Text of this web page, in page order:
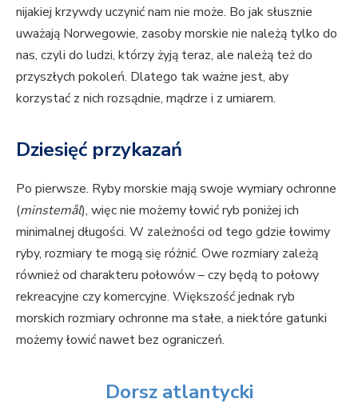
nijakiej krzywdy uczynić nam nie może. Bo jak słusznie
uważają Norwegowie, zasoby morskie nie należą tylko do
nas, czyli do ludzi, którzy żyją teraz, ale należą też do
przyszłych pokoleń. Dlatego tak ważne jest, aby
korzystać z nich rozsądnie, mądrze i z umiarem.
Dziesięć przykazań
Po pierwsze. Ryby morskie mają swoje wymiary ochronne
(minstemål), więc nie możemy łowić ryb poniżej ich
minimalnej długości. W zależności od tego gdzie łowimy
ryby, rozmiary te mogą się różnić. Owe rozmiary zależą
również od charakteru połowów – czy będą to połowy
rekreacyjne czy komercyjne. Większość jednak ryb
morskich rozmiary ochronne ma stałe, a niektóre gatunki
możemy łowić nawet bez ograniczeń.
Dorsz atlantycki